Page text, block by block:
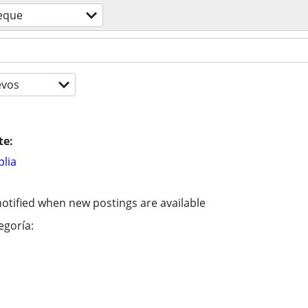
when new postings are available